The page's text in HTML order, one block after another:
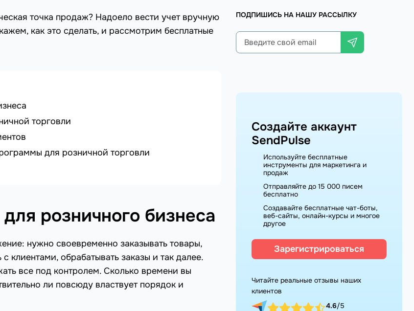
точка продаж? Надоело вести учет вручную
как это сделать, и рассмотрим бесплатные
торговли
для розничной торговли
розничного бизнеса
нужно своевременно заказывать товары,
клиентами, обрабатывать заказы и так далее.
все под контролем. Сколько времени вы
ли повсюду властвует порядок и
ПОДПИШИСЬ НА НАШУ РАССЫЛКУ
Создайте аккаунт
SendPulse
Используйте бесплатные
инструменты для маркетинга и
продаж
Отправляйте до 15 000 писем
бесплатно
Создавайте бесплатные чат-боты,
веб-сайты, онлайн-курсы и многое
другое
Зарегистрироваться
Читайте реальные отзывы наших
клиентов
4.6/5